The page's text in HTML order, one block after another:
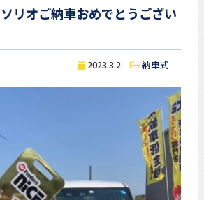
オご納車おめでとうござい
2023.3.2 納車式